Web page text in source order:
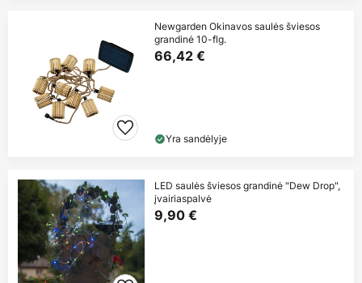
Newgarden Okinavos saulės šviesos
grandinė 10-flg.
66,42 €
Yra sandėlyje
LED saulės šviesos grandinė "Dew Drop",
įvairiaspalvė
9,90 €